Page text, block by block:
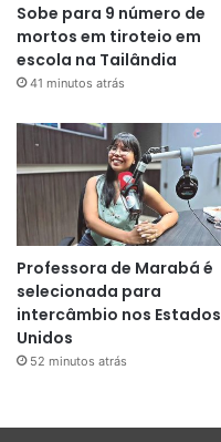
Sobe para 9 número de
mortos em tiroteio em
escola na Tailândia
41 minutos atrás
Professora de Marabá é
selecionada para
intercâmbio nos Estados
Unidos
52 minutos atrás